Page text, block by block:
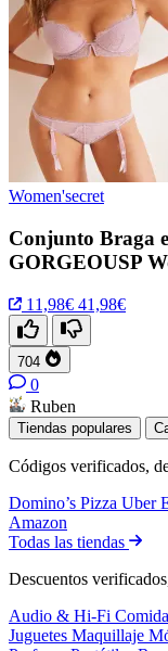
Women'secret
Conjunto Braga
GORGEOUSP
11,98€ 41,98€
704
0
Ruben
Tiendas populares
Códigos verificados,
Domino’s Pizza Uber
Amazon
Todas las tiendas
Descuentos
Audio & Hi-Fi
Juguetes Maquillaje